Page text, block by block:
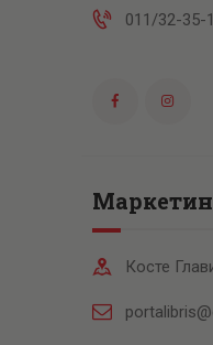
011/32-35-
Косте